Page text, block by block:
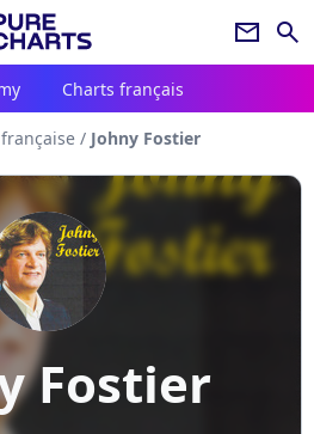
newsletter search
Charts français
/ Johny Fostier
Fostier